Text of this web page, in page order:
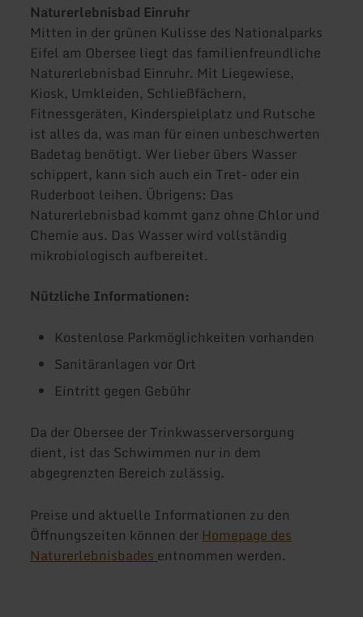
Naturerlebnisbad Einruhr
Mitten in der grünen Kulisse des Nationalparks
Eifel am Obersee liegt das familienfreundliche
Naturerlebnisbad Einruhr. Mit Liegewiese,
Kiosk, Umkleiden, Schließfächern,
Fitnessgeräten, Kinderspielplatz und Rutsche
ist alles da, was man für einen unbeschwerten
Badetag benötigt. Wer lieber übers Wasser
schippert, kann sich auch ein Tret- oder ein
Ruderboot leihen. Übrigens: Das
Naturerlebnisbad kommt ganz ohne Chlor und
Chemie aus. Das Wasser wird vollständig
mikrobiologisch aufbereitet.
Nützliche Informationen:
Kostenlose Parkmöglichkeiten vorhanden
Sanitäranlagen vor Ort
Eintritt gegen Gebühr
Da der Obersee der Trinkwasserversorgung
dient, ist das Schwimmen nur in dem
abgegrenzten Bereich zulässig.
Preise und aktuelle Informationen zu den
Öffnungszeiten können der Homepage des
Naturerlebnisbades entnommen werden.